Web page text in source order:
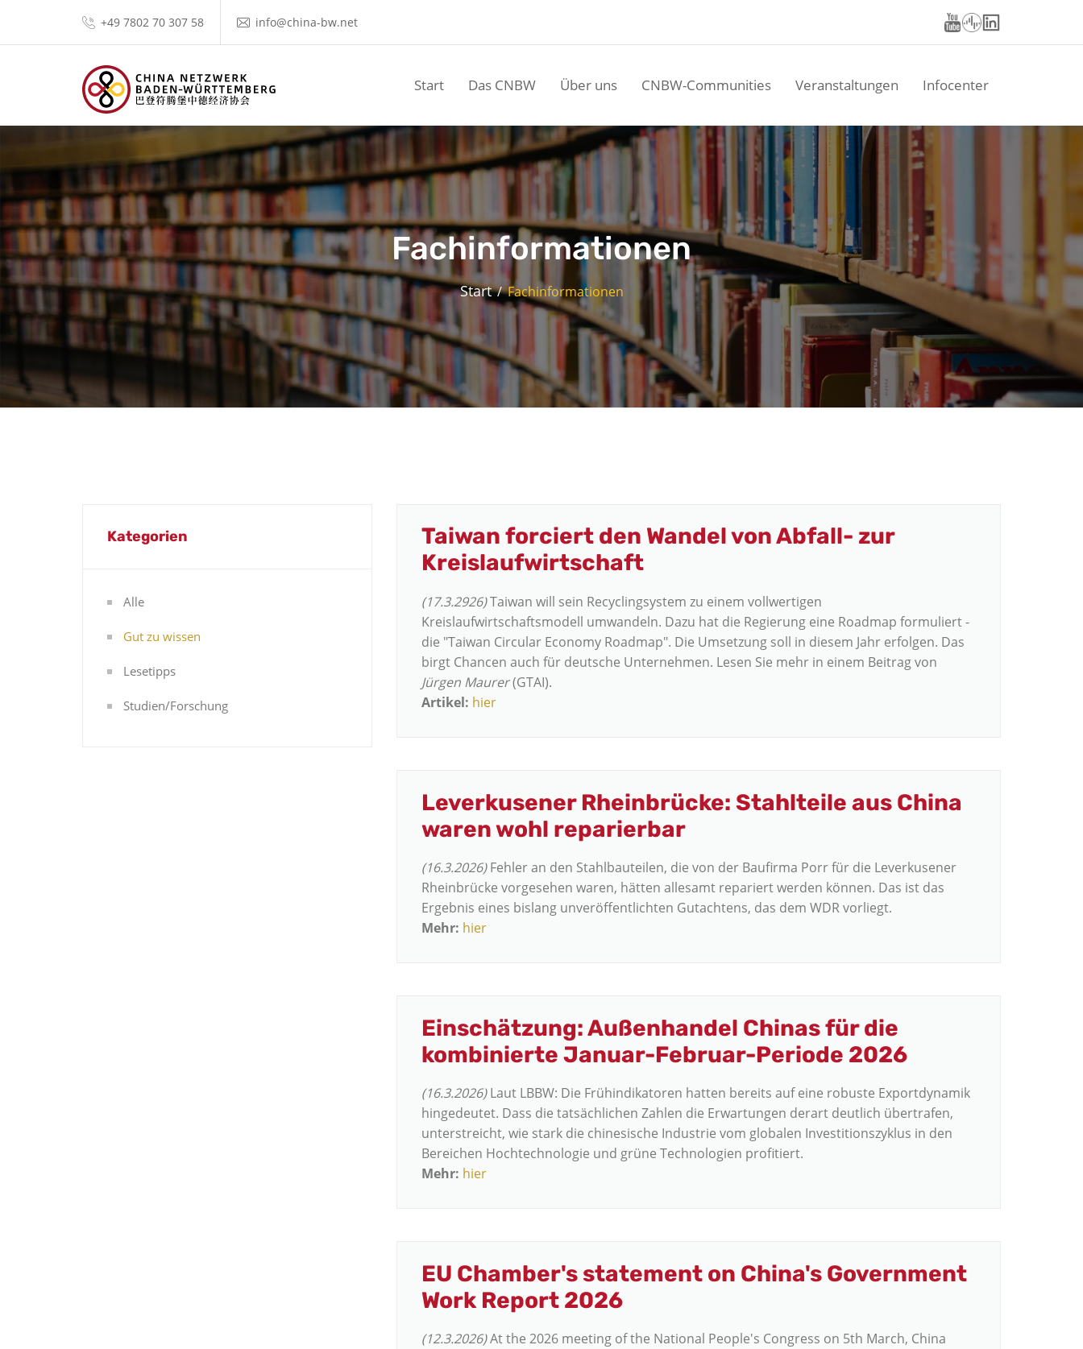
+49 7802 70 307 58 info@china-bw.net
Start Das CNBW Über uns CNBW-Communities Veranstaltungen Infocenter
Fachinformationen
Start Fachinformationen
Kategorien
Alle
Gut zu wissen
Lesetipps
Studien/Forschung
Taiwan forciert den Wandel von Abfall- zur
Kreislaufwirtschaft
(17.3.2926)Taiwan will sein Recyclingsystem zu einem vollwertigen
Kreislaufwirtschaftsmodell umwandeln. Dazu hat die Regierung eine Roadmap formuliert -
die "Taiwan Circular Economy Roadmap". Die Umsetzung soll in diesem Jahr erfolgen. Das
birgt Chancen auch für deutsche Unternehmen. Lesen Sie mehr in einem Beitrag von
Jürgen Maurer(GTAI).
Artikel: hier
Leverkusener Rheinbrücke: Stahlteile aus China
waren wohl reparierbar
(16.3.2026)Fehler an den Stahlbauteilen, die von der Baufirma Porr für die Leverkusener
Rheinbrücke vorgesehen waren, hätten allesamt repariert werden können. Das ist das
Ergebnis eines bislang unveröffentlichten Gutachtens, das dem WDR vorliegt.
Mehr: hier
Einschätzung: Außenhandel Chinas für die
kombinierte Januar-Februar-Periode 2026
(16.3.2026)Laut LBBW: Die Frühindikatoren hatten bereits auf eine robuste Exportdynamik
hingedeutet. Dass die tatsächlichen Zahlen die Erwartungen derart deutlich übertrafen,
unterstreicht, wie stark die chinesische Industrie vom globalen Investitionszyklus in den
Bereichen Hochtechnologie und grüne Technologien profitiert.
Mehr: hier
EU Chamber's statement on China's Government
Work Report 2026
(12.3.2026)At the 2026 meeting of the National People's Congress on 5th March, China